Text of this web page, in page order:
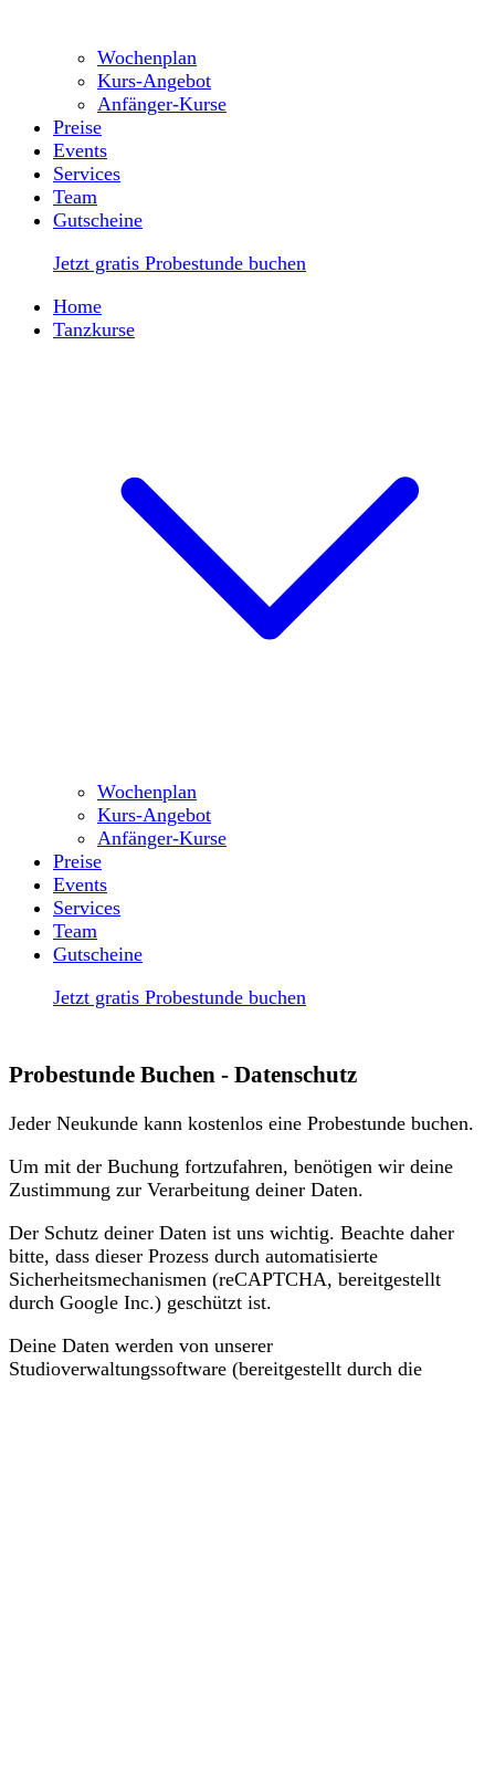
Wochenplan
Kurs-Angebot
Anfänger-Kurse
Preise
Events
Services
Team
Gutscheine
Jetzt gratis Probestunde buchen
Home
Tanzkurse
Wochenplan
Kurs-Angebot
Anfänger-Kurse
Preise
Events
Services
Team
Gutscheine
Jetzt gratis Probestunde buchen
Probestunde Buchen - Datenschutz
Jeder Neukunde kann kostenlos eine Probestunde buchen.
Um mit der Buchung fortzufahren, benötigen wir deine
Zustimmung zur Verarbeitung deiner Daten.
Der Schutz deiner Daten ist uns wichtig. Beachte daher
bitte, dass dieser Prozess durch automatisierte
Sicherheitsmechanismen (reCAPTCHA, bereitgestellt
durch Google Inc.) geschützt ist.
Deine Daten werden von unserer
Studioverwaltungssoftware (bereitgestellt durch die